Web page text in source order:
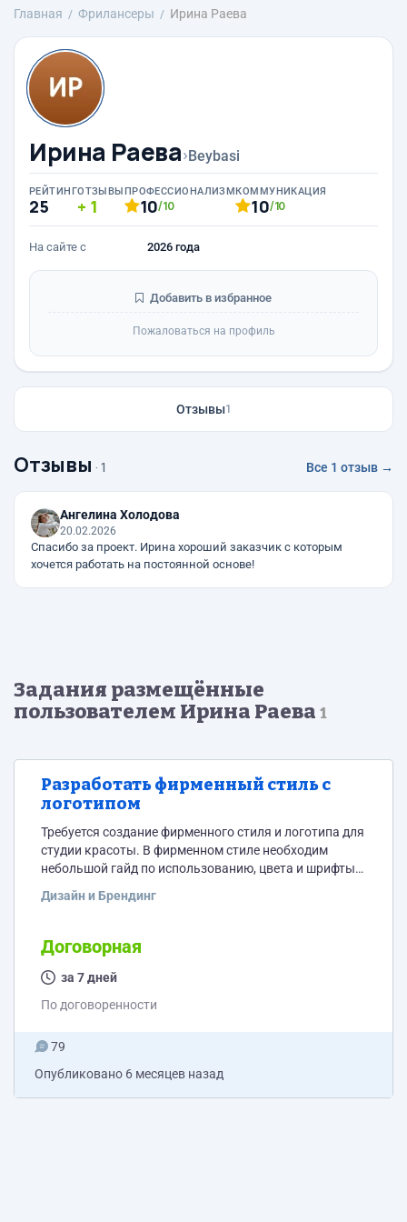
Главная Фрилансеры Ирина Раева
Ирина Раева›Beybasi
РЕЙТИНГ
25
ОТЗЫВЫ
1
ПРОФЕССИОНАЛИЗМ
10/10
КОММУНИКАЦИЯ
10/10
На сайте с 2026 года
Добавить в избранное
Пожаловаться на профиль
Отзывы1
Отзывы · 1 Все 1 отзыв →
Ангелина Холодова
20.02.2026
Спасибо за проект. Ирина хороший заказчик с которым
хочется работать на постоянной основе!
Задания размещённые
пользователем Ирина Раева 1
Разработать фирменный стиль с
логотипом
Требуется создание фирменного стиля и логотипа для
студии красоты. В фирменном стиле необходим
небольшой гайд по использованию, цвета и шрифты.
название Maiks Более подробно предлагаю обсудить
Дизайн и Брендинг
Договорная
за 7 дней
По договоренности
79
Опубликовано 6 месяцев назад